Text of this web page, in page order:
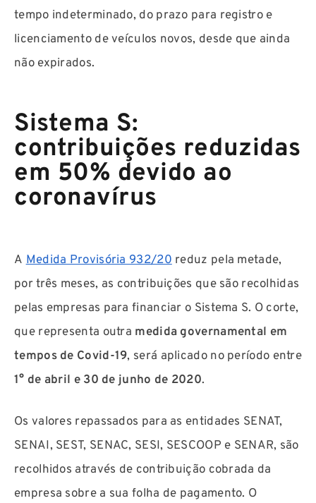
tempo indeterminado, do prazo para registro e
licenciamento de veículos novos, desde que ainda
não expirados.
Sistema S:
contribuições reduzidas
em 50% devido ao
coronavírus
AMedida Provisória 932/20reduz pela metade,
por três meses, as contribuições que são recolhidas
pelas empresas para financiar o Sistema S. O corte,
que representa outra medida governamental em
tempos de Covid-19, será aplicado no período entre
1° de abril e 30 de junho de 2020.
Os valores repassados para as entidades SENAT,
SENAI, SEST, SENAC, SESI, SESCOOP e SENAR, são
recolhidos através de contribuição cobrada da
empresa sobre a sua folha de pagamento. O